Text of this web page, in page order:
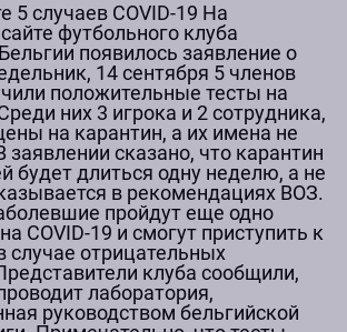
На
футбольного клуба
появилось заявление о
14 сентября 5 членов
положительные тесты на
них 3 игрока и 2 сотрудника,
на карантин, а их имена не
сказано, что карантин
будет длиться одну неделю, а не
в рекомендациях ВОЗ.
пройдут еще одно
COVID-19 и смогут приступить к
случае отрицательных
клуба сообщили,
лаборатория,
руководством бельгийской